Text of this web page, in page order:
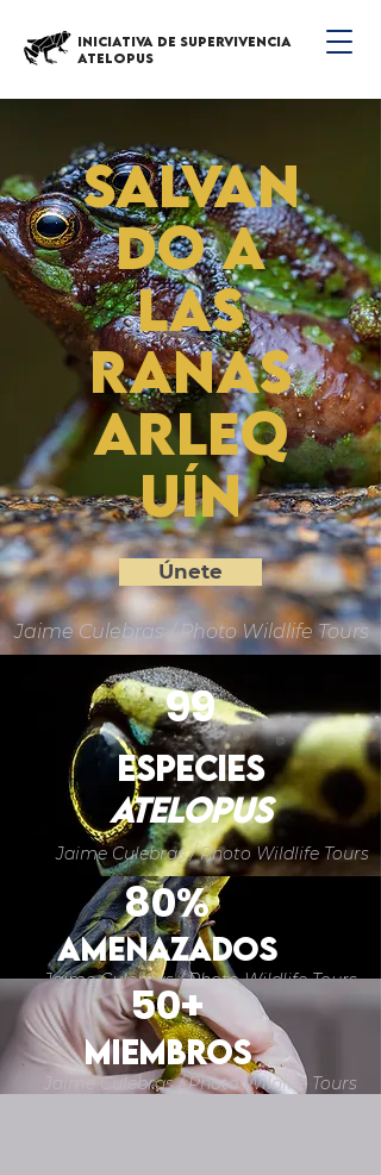
INICIATIVA DE SUPERVIVENCIA
ATELOPUS
salvaN
DO a
LAS
RANAS
arleq
uín
Únete
Jaime Culebras / Photo Wildlife Tours
99
ESPECIES
AtELOPUS
Jaime Culebras / Photo Wildlife Tours
80%
AMENAZADOS
Jaime Culebras / Photo Wildlife Tours
50+
miembros
Jaime Culebras / Photo Wildlife Tours